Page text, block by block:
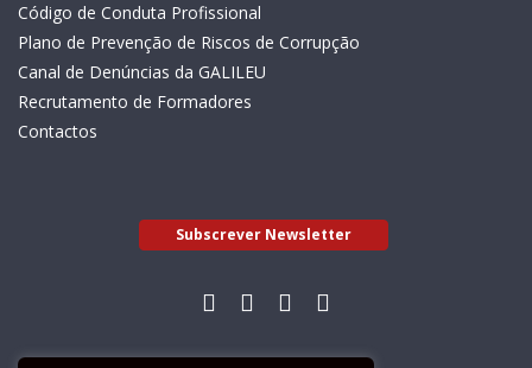
Código de Conduta Profissional
Plano de Prevenção de Riscos de Corrupção
Canal de Denúncias da GALILEU
Recrutamento de Formadores
Contactos
Subscrever Newsletter